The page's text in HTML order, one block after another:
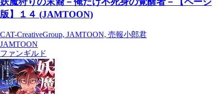
版】１４ (JAMTOON)
CAT-CreativeGroup, JAMTOON, 売報小郎君
JAMTOON
ファンギルド